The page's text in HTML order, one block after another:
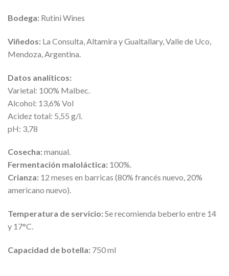
Bodega: Rutini Wines
Viñedos: La Consulta, Altamira y Gualtallary, Valle de Uco,
Mendoza, Argentina.
Datos analíticos:
Varietal: 100% Malbec.
Alcohol: 13,6% Vol
Acidez total: 5,55 g/l.
pH: 3,78
Cosecha:manual.
Fermentación maloláctica: 100%.
Crianza: 12 meses en barricas (80% francés nuevo, 20%
americano nuevo).
Temperatura de servicio:Se recomienda beberlo entre 14
y 17°C.
Capacidad de botella: 750 ml